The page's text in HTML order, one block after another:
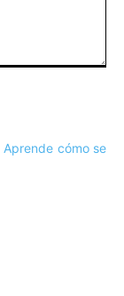
Aprende cómo se